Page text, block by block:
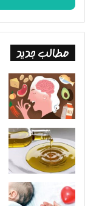
وارد
کنید
مطالب جدید